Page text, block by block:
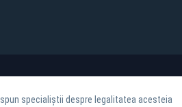
specialiștii despre legalitatea acesteia